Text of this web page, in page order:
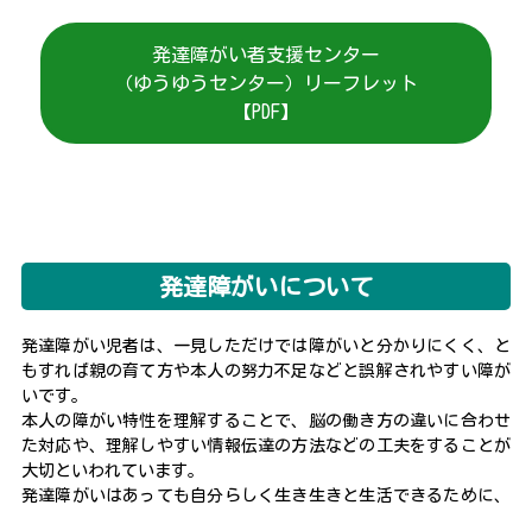
発達障がい者支援センター
（ゆうゆうセンター）リーフレット
【PDF】
発達障がいについて
発達障がい児者は、一見しただけでは障がいと分かりにくく、と
もすれば親の育て方や本人の努力不足などと誤解されやすい障が
いです。
本人の障がい特性を理解することで、脳の働き方の違いに合わせ
た対応や、理解しやすい情報伝達の方法などの工夫をすることが
大切といわれています。
発達障がいはあっても自分らしく生き生きと生活できるために、